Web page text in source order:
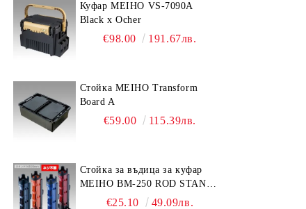
Куфар MEIHO VS-7090A
Black x Ocher
€98.00 191.67лв.
Стойка MEIHO Transform
Board A
€59.00 115.39лв.
Стойка за въдица за куфар
MEIHO BM-250 ROD STAND
-Light Blue/Black color
€25.10 49.09лв.